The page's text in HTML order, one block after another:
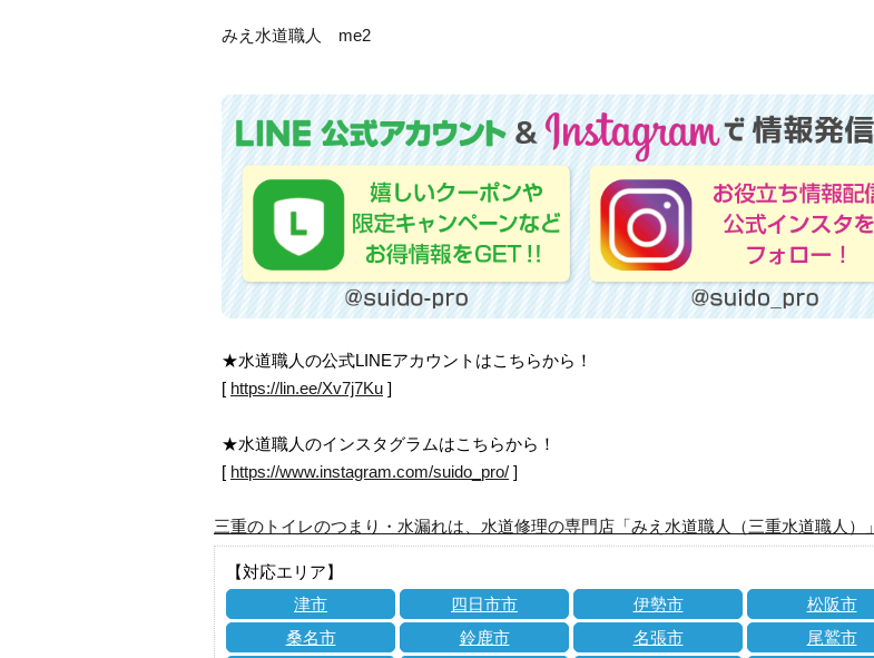
みえ水道職人 me2
★水道職人の公式LINEアカウントはこちらから！
[ https://lin.ee/Xv7j7Ku ]
★水道職人のインスタグラムはこちらから！
[ https://www.instagram.com/suido_pro/ ]
三重のトイレのつまり・水漏れは、水道修理の専門店「みえ水道職人（三重水道職人）」
【対応エリア】
津市
四日市市 伊勢市
松阪市
桑名市
鈴鹿市 名張市
尾鷲市